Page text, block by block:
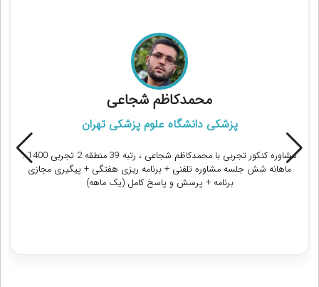
محمدکاظم شجاعی
پزشکی دانشگاه علوم پزشکی تهران
مشاوره کنکور تجربی با محمدکاظم شجاعی ، رتبه 39 منطقه 2 تجربی 1400 :
ماهانه شش جلسه مشاوره تلفنی + برنامه ریزی هفتگی + پیگیری مجازی
برنامه + پرسش و پاسخ کامل (یک ماهه)